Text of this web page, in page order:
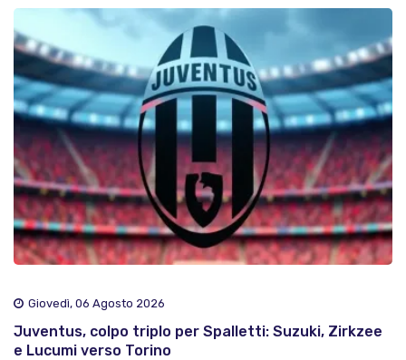
Giovedì, 06 Agosto 2026
Juventus, colpo triplo per Spalletti: Suzuki, Zirkzee
e Lucumi verso Torino